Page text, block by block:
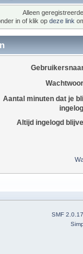
Alleen
in of klik op deze link
Aantal minuten dat je
Altijd ingelogd
SMF 2.0.17